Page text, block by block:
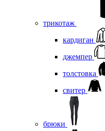
трикотаж
кардиган
джемпер
толстовка
свитер
брюки